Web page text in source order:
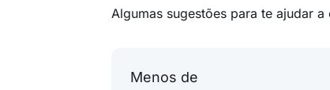
Algumas sugestões para te ajudar
Menos de